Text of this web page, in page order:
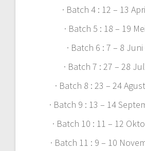
· Batch 4 : 12 – 13
· Batch 5 : 18 – 19
· Batch 6 : 7 – 8
· Batch 7 : 27 – 28
· Batch 8 : 23 – 24
· Batch 9 : 13 – 14
· Batch 10 : 11 – 12
· Batch 11 : 9 – 10